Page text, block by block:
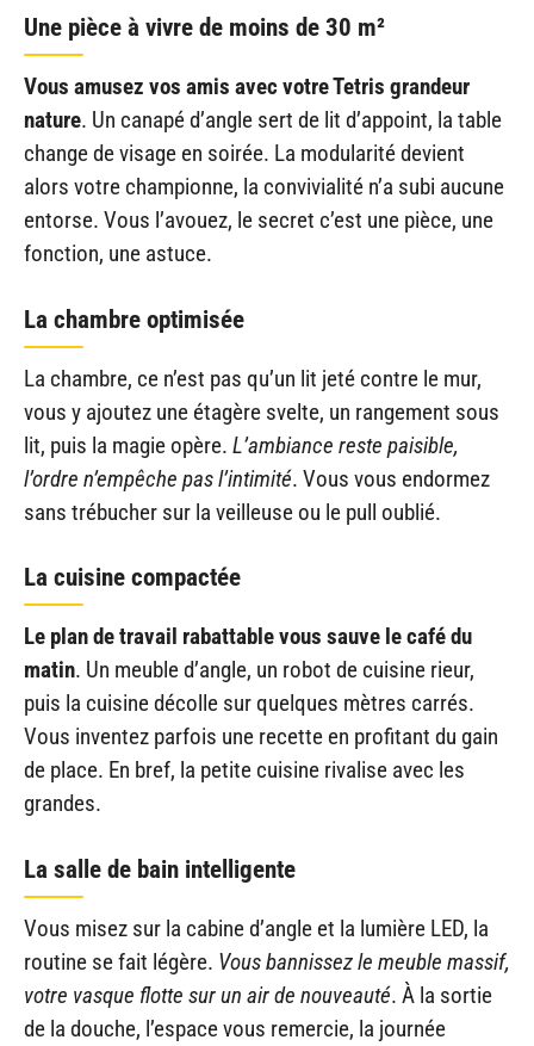
Une pièce à vivre de moins de 30 m²
Vous amusez vos amis avec votre Tetris grandeur
nature. Un canapé d’angle sert de lit d’appoint, la table
change de visage en soirée. La modularité devient
alors votre championne, la convivialité n’a subi aucune
entorse. Vous l’avouez, le secret c’est une pièce, une
fonction, une astuce.
La chambre optimisée
La chambre, ce n’est pas qu’un lit jeté contre le mur,
vous y ajoutez une étagère svelte, un rangement sous
lit, puis la magie opère. L’ambiance reste paisible,
l’ordre n’empêche pas l’intimité. Vous vous endormez
sans trébucher sur la veilleuse ou le pull oublié.
La cuisine compactée
Le plan de travail rabattable vous sauve le café du
matin. Un meuble d’angle, un robot de cuisine rieur,
puis la cuisine décolle sur quelques mètres carrés.
Vous inventez parfois une recette en profitant du gain
de place. En bref, la petite cuisine rivalise avec les
grandes.
La salle de bain intelligente
Vous misez sur la cabine d’angle et la lumière LED, la
routine se fait légère. Vous bannissez le meuble massif,
votre vasque flotte sur un air de nouveauté. À la sortie
de la douche, l’espace vous remercie, la journée